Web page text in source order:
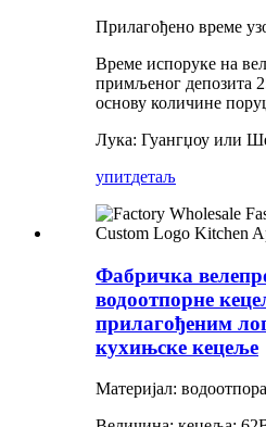
Прилагођено време
Време испоруке на
примљеног депозита
основу количине
Лука: Гуангџоу или
упитдетаљ
Фабричка
водоотпорне
прилагођеним
кухињске кецеље
Материјал: